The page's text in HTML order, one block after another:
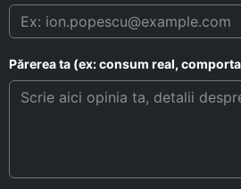
Părerea ta (ex: consum real,